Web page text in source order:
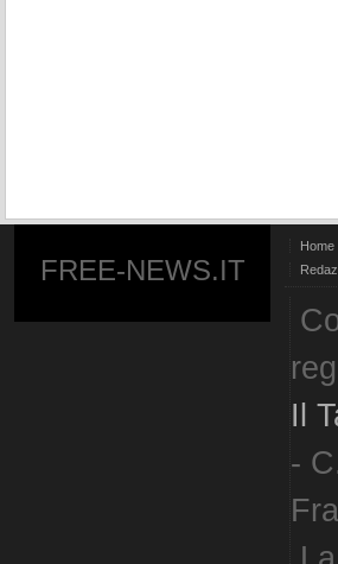
FREE-NEWS.IT
Home
Il
-